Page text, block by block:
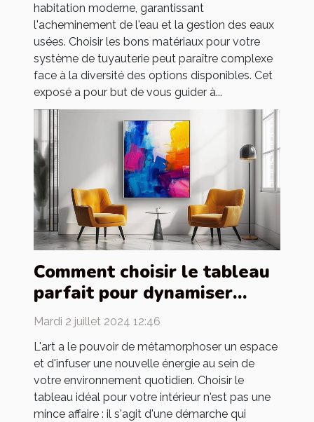
habitation moderne, garantissant
l'acheminement de l'eau et la gestion des eaux
usées. Choisir les bons matériaux pour votre
système de tuyauterie peut paraître complexe
face à la diversité des options disponibles. Cet
exposé a pour but de vous guider à...
Comment choisir le tableau
parfait pour dynamiser
votre intérieur
Mardi 2 juillet 2024 12:46
L'art a le pouvoir de métamorphoser un espace
et d'infuser une nouvelle énergie au sein de
votre environnement quotidien. Choisir le
tableau idéal pour votre intérieur n'est pas une
mince affaire : il s'agit d'une démarche qui